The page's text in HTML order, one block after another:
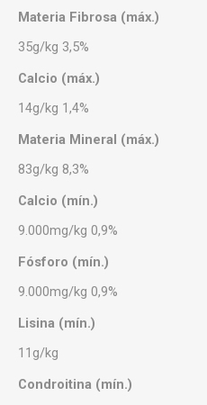
Materia Fibrosa (máx.)
35g/kg 3,5%
Calcio (máx.)
14g/kg 1,4%
Materia Mineral (máx.)
83g/kg 8,3%
Calcio (mín.)
9.000mg/kg 0,9%
Fósforo (mín.)
9.000mg/kg 0,9%
Lisina (mín.)
11g/kg
Condroitina (mín.)